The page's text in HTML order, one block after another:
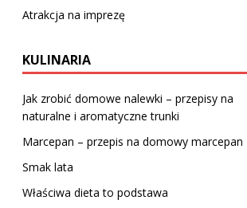
Atrakcja na imprezę
KULINARIA
Jak zrobić domowe nalewki – przepisy na
naturalne i aromatyczne trunki
Marcepan – przepis na domowy marcepan
Smak lata
Właściwa dieta to podstawa